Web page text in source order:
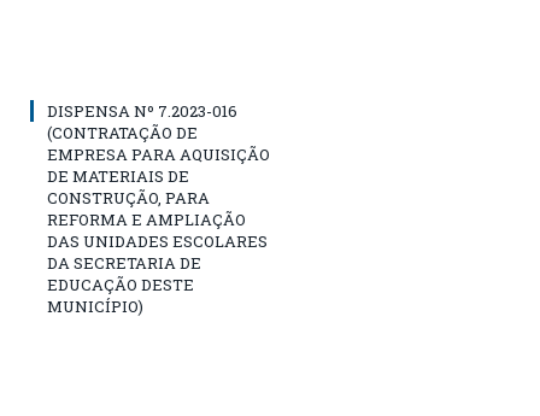
DISPENSA Nº 7.2023-016
(CONTRATAÇÃO DE
EMPRESA PARA AQUISIÇÃO
DE MATERIAIS DE
CONSTRUÇÃO, PARA
REFORMA E AMPLIAÇÃO
DAS UNIDADES ESCOLARES
DA SECRETARIA DE
EDUCAÇÃO DESTE
MUNICÍPIO)